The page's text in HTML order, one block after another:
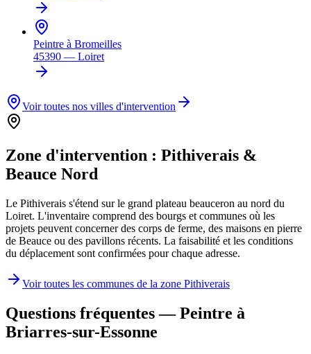
Peintre à Bromeilles
45390 — Loiret
Voir toutes nos villes d'intervention
Zone d'intervention : Pithiverais &
Beauce Nord
Le Pithiverais s'étend sur le grand plateau beauceron au nord du
Loiret. L'inventaire comprend des bourgs et communes où les
projets peuvent concerner des corps de ferme, des maisons en pierre
de Beauce ou des pavillons récents. La faisabilité et les conditions
du déplacement sont confirmées pour chaque adresse.
Voir toutes les communes de la zone Pithiverais
Questions fréquentes — Peintre à
Briarres-sur-Essonne